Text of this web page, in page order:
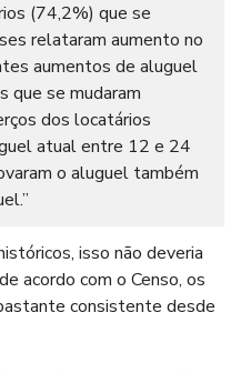
(74,2%) que se
relataram aumento no
aumentos de aluguel
que se mudaram
dos locatários
atual entre 12 e 24
o aluguel também
isso não deveria
acordo com o Censo, os
consistente desde